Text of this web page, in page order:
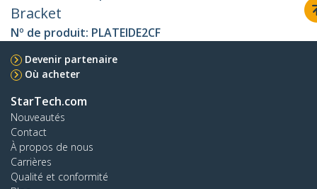
Bracket
Nº de produit: PLATEIDE2CF
Devenir partenaire
Où acheter
StarTech.com
Nouveautés
Contact
À propos de nous
Carrières
Qualité et conformité